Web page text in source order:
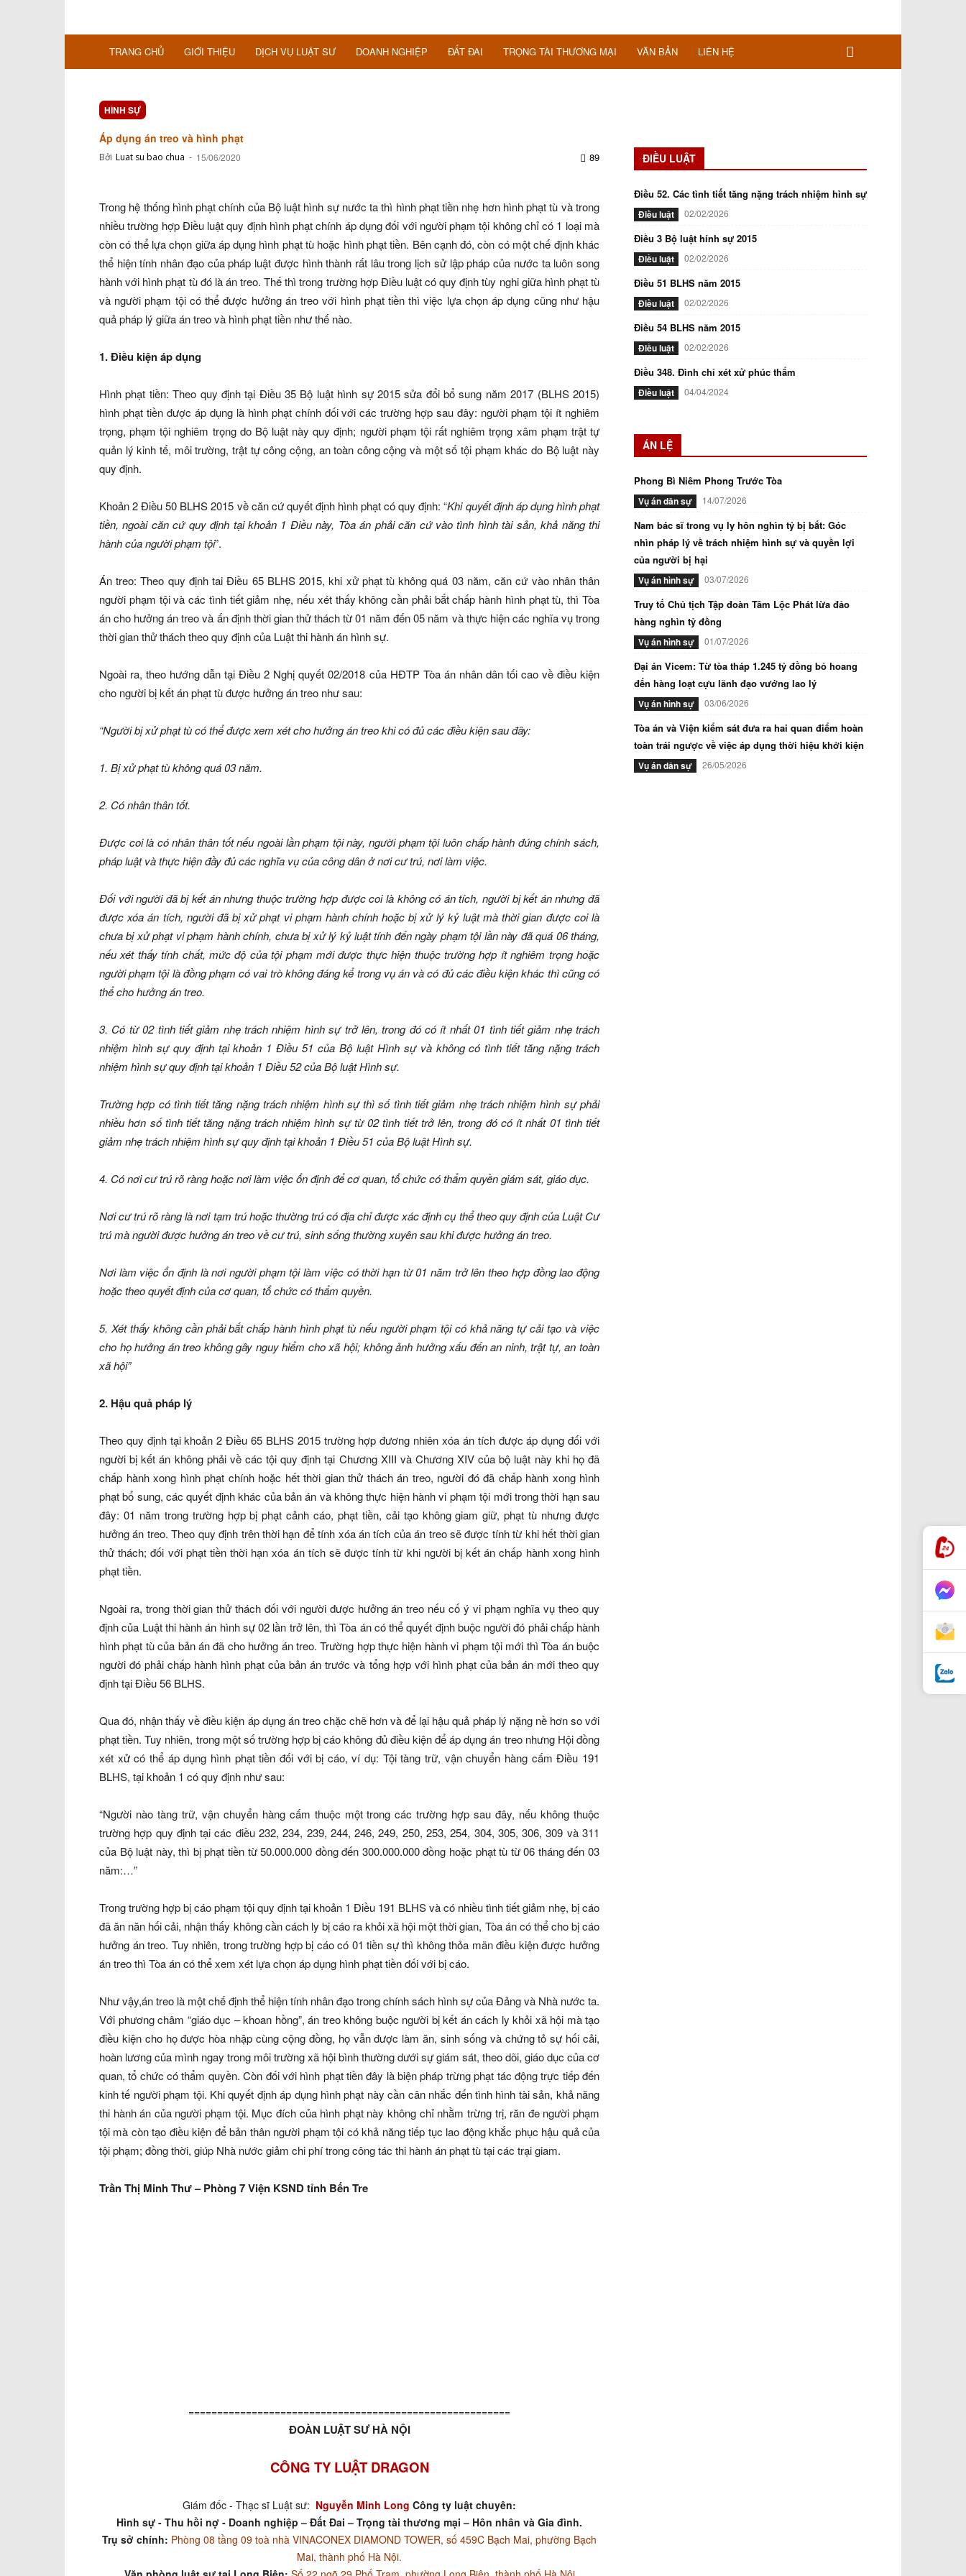
TRANG CHỦ GIỚI THIỆU DỊCH VỤ LUẬT SƯ DOANH NGHIỆP ĐẤT ĐAI TRỌNG TÀI THƯƠNG MẠI VĂN BẢN LIÊN HỆ
HÌNH SỰ
Áp dụng án treo và hình phạt
Bởi Luat su bao chua - 15/06/2020 89
Trong hệ thống hình phạt chính của Bộ luật hình sự nước ta thì hình phạt tiền nhẹ hơn hình phạt tù và trong
nhiều trường hợp Điều luật quy định hình phạt chính áp dụng đối với người phạm tội không chỉ có 1 loại mà
còn có thể lựa chọn giữa áp dụng hình phạt tù hoặc hình phạt tiền. Bên cạnh đó, còn có một chế định khác
thể hiện tính nhân đạo của pháp luật được hình thành rất lâu trong lịch sử lập pháp của nước ta luôn song
hành với hình phạt tù đó là án treo. Thế thì trong trường hợp Điều luật có quy định tùy nghi giữa hình phạt tù
và người phạm tội có thể được hưởng án treo với hình phạt tiền thì việc lựa chọn áp dụng cũng như hậu
quả pháp lý giữa án treo và hình phạt tiền như thế nào.
1. Điều kiện áp dụng
Hình phạt tiền: Theo quy định tại Điều 35 Bộ luật hình sự 2015 sửa đổi bổ sung năm 2017 (BLHS 2015)
hình phạt tiền được áp dụng là hình phạt chính đối với các trường hợp sau đây: người phạm tội ít nghiêm
trọng, phạm tội nghiêm trọng do Bộ luật này quy định; người phạm tội rất nghiêm trọng xâm phạm trật tự
quản lý kinh tế, môi trường, trật tự công cộng, an toàn công cộng và một số tội phạm khác do Bộ luật này
quy định.
Khoản 2 Điều 50 BLHS 2015 về căn cứ quyết định hình phạt có quy định: “Khi quyết định áp dụng hình phạt
tiền, ngoài căn cứ quy định tại khoản 1 Điều này, Tòa án phải căn cứ vào tình hình tài sản, khả năng thi
hành của người phạm tội”.
Án treo: Theo quy định tai Điều 65 BLHS 2015, khi xử phạt tù không quá 03 năm, căn cứ vào nhân thân
người phạm tội và các tình tiết giảm nhẹ, nếu xét thấy không cần phải bắt chấp hành hình phạt tù, thì Tòa
án cho hưởng án treo và ấn định thời gian thử thách từ 01 năm đến 05 năm và thực hiện các nghĩa vụ trong
thời gian thử thách theo quy định của Luật thi hành án hình sự.
Ngoài ra, theo hướng dẫn tại Điều 2 Nghị quyết 02/2018 của HĐTP Tòa án nhân dân tối cao về điều kiện
cho người bị kết án phạt tù được hưởng án treo như sau:
“Người bị xử phạt tù có thể được xem xét cho hưởng án treo khi có đủ các điều kiện sau đây:
1. Bị xử phạt tù không quá 03 năm.
2. Có nhân thân tốt.
Được coi là có nhân thân tốt nếu ngoài lần phạm tội này, người phạm tội luôn chấp hành đúng chính sách,
pháp luật và thực hiện đầy đủ các nghĩa vụ của công dân ở nơi cư trú, nơi làm việc.
Đối với người đã bị kết án nhưng thuộc trường hợp được coi là không có án tích, người bị kết án nhưng đã
được xóa án tích, người đã bị xử phạt vi phạm hành chính hoặc bị xử lý kỷ luật mà thời gian được coi là
chưa bị xử phạt vi phạm hành chính, chưa bị xử lý kỷ luật tính đến ngày phạm tội lần này đã quá 06 tháng,
nếu xét thấy tính chất, mức độ của tội phạm mới được thực hiện thuộc trường hợp ít nghiêm trọng hoặc
người phạm tội là đồng phạm có vai trò không đáng kể trong vụ án và có đủ các điều kiện khác thì cũng có
thể cho hưởng án treo.
3. Có từ 02 tình tiết giảm nhẹ trách nhiệm hình sự trở lên, trong đó có ít nhất 01 tình tiết giảm nhẹ trách
nhiệm hình sự quy định tại khoản 1 Điều 51 của Bộ luật Hình sự và không có tình tiết tăng nặng trách
nhiệm hình sự quy định tại khoản 1 Điều 52 của Bộ luật Hình sự.
Trường hợp có tình tiết tăng nặng trách nhiệm hình sự thì số tình tiết giảm nhẹ trách nhiệm hình sự phải
nhiều hơn số tình tiết tăng nặng trách nhiệm hình sự từ 02 tình tiết trở lên, trong đó có ít nhất 01 tình tiết
giảm nhẹ trách nhiệm hình sự quy định tại khoản 1 Điều 51 của Bộ luật Hình sự.
4. Có nơi cư trú rõ ràng hoặc nơi làm việc ổn định để cơ quan, tổ chức có thẩm quyền giám sát, giáo dục.
Nơi cư trú rõ ràng là nơi tạm trú hoặc thường trú có địa chỉ được xác định cụ thể theo quy định của Luật Cư
trú mà người được hưởng án treo về cư trú, sinh sống thường xuyên sau khi được hưởng án treo.
Nơi làm việc ổn định là nơi người phạm tội làm việc có thời hạn từ 01 năm trở lên theo hợp đồng lao động
hoặc theo quyết định của cơ quan, tổ chức có thẩm quyền.
5. Xét thấy không cần phải bắt chấp hành hình phạt tù nếu người phạm tội có khả năng tự cải tạo và việc
cho họ hưởng án treo không gây nguy hiểm cho xã hội; không ảnh hưởng xấu đến an ninh, trật tự, an toàn
xã hội”
2. Hậu quả pháp lý
Theo quy định tại khoản 2 Điều 65 BLHS 2015 trường hợp đương nhiên xóa án tích được áp dụng đối với
người bị kết án không phải về các tội quy định tại Chương XIII và Chương XIV của bộ luật này khi họ đã
chấp hành xong hình phạt chính hoặc hết thời gian thử thách án treo, người đó đã chấp hành xong hình
phạt bổ sung, các quyết định khác của bản án và không thực hiện hành vi phạm tội mới trong thời hạn sau
đây: 01 năm trong trường hợp bị phạt cảnh cáo, phạt tiền, cải tạo không giam giữ, phạt tù nhưng được
hưởng án treo. Theo quy định trên thời hạn để tính xóa án tích của án treo sẽ được tính từ khi hết thời gian
thử thách; đối với phạt tiền thời hạn xóa án tích sẽ được tính từ khi người bị kết án chấp hành xong hình
phạt tiền.
Ngoài ra, trong thời gian thử thách đối với người được hưởng án treo nếu cố ý vi phạm nghĩa vụ theo quy
định của Luật thi hành án hình sự 02 lần trở lên, thì Tòa án có thể quyết định buộc người đó phải chấp hành
hình phạt tù của bản án đã cho hưởng án treo. Trường hợp thực hiện hành vi phạm tội mới thì Tòa án buộc
người đó phải chấp hành hình phạt của bản án trước và tổng hợp với hình phạt của bản án mới theo quy
định tại Điều 56 BLHS.
Qua đó, nhận thấy về điều kiện áp dụng án treo chặc chẽ hơn và để lại hậu quả pháp lý nặng nề hơn so với
phạt tiền. Tuy nhiên, trong một số trường hợp bị cáo không đủ điều kiện để áp dụng án treo nhưng Hội đồng
xét xử có thể áp dụng hình phạt tiền đối với bị cáo, ví dụ: Tội tàng trữ, vận chuyển hàng cấm Điều 191
BLHS, tại khoản 1 có quy định như sau:
“Người nào tàng trữ, vận chuyển hàng cấm thuộc một trong các trường hợp sau đây, nếu không thuộc
trường hợp quy định tại các điều 232, 234, 239, 244, 246, 249, 250, 253, 254, 304, 305, 306, 309 và 311
của Bộ luật này, thì bị phạt tiền từ 50.000.000 đồng đến 300.000.000 đồng hoặc phạt tù từ 06 tháng đến 03
năm:…”
Trong trường hợp bị cáo phạm tội quy định tại khoản 1 Điều 191 BLHS và có nhiều tình tiết giảm nhẹ, bị cáo
đã ăn năn hối cải, nhận thấy không cần cách ly bị cáo ra khỏi xã hội một thời gian, Tòa án có thể cho bị cáo
hưởng án treo. Tuy nhiên, trong trường hợp bị cáo có 01 tiền sự thì không thỏa mãn điều kiện được hưởng
án treo thì Tòa án có thể xem xét lựa chọn áp dụng hình phạt tiền đối với bị cáo.
Như vậy,án treo là một chế định thể hiện tính nhân đạo trong chính sách hình sự của Đảng và Nhà nước ta.
Với phương châm “giáo dục – khoan hồng”, án treo không buộc người bị kết án cách ly khỏi xã hội mà tạo
điều kiện cho họ được hòa nhập cùng cộng đồng, họ vẫn được làm ăn, sinh sống và chứng tỏ sự hối cải,
hoàn lương của mình ngay trong môi trường xã hội bình thường dưới sự giám sát, theo dõi, giáo dục của cơ
quan, tổ chức có thẩm quyền. Còn đối với hình phạt tiền đây là biện pháp trừng phạt tác động trực tiếp đến
kinh tế người phạm tội. Khi quyết định áp dụng hình phạt này cần cân nhắc đến tình hình tài sản, khả năng
thi hành án của người phạm tội. Mục đích của hình phạt này không chỉ nhằm trừng trị, răn đe người phạm
tội mà còn tạo điều kiện để bản thân người phạm tội có khả năng tiếp tục lao động khắc phục hậu quả của
tội phạm; đồng thời, giúp Nhà nước giảm chi phí trong công tác thi hành án phạt tù tại các trại giam.
Trần Thị Minh Thư – Phòng 7 Viện KSND tỉnh Bến Tre
========================================================
ĐOÀN LUẬT SƯ HÀ NỘI
CÔNG TY LUẬT DRAGON
Giám đốc - Thạc sĩ Luật sư: Nguyễn Minh Long Công ty luật chuyên:
Hình sự - Thu hồi nợ - Doanh nghiệp – Đất Đai – Trọng tài thương mại – Hôn nhân và Gia đình.
Trụ sở chính: Phòng 08 tầng 09 toà nhà VINACONEX DIAMOND TOWER, số 459C Bạch Mai, phường Bạch
Mai, thành phố Hà Nội.
ĐIỀU LUẬT
Điều 52. Các tình tiết tăng nặng trách nhiệm hình sự
Điều luật 02/02/2026
Điều 3 Bộ luật hính sự 2015
Điều luật 02/02/2026
Điều 51 BLHS năm 2015
Điều luật 02/02/2026
Điều 54 BLHS năm 2015
Điều luật 02/02/2026
Điều 348. Đình chỉ xét xử phúc thẩm
Điều luật 04/04/2024
ÁN LỆ
Phong Bì Niêm Phong Trước Tòa
Vụ án dân sự 14/07/2026
Nam bác sĩ trong vụ ly hôn nghìn tỷ bị bắt: Góc
nhìn pháp lý về trách nhiệm hình sự và quyền lợi
của người bị hại
Vụ án hình sự 03/07/2026
Truy tố Chủ tịch Tập đoàn Tâm Lộc Phát lừa đảo
hàng nghìn tỷ đồng
Vụ án hình sự 01/07/2026
Đại án Vicem: Từ tòa tháp 1.245 tỷ đồng bỏ hoang
đến hàng loạt cựu lãnh đạo vướng lao lý
Vụ án hình sự 03/06/2026
Tòa án và Viện kiểm sát đưa ra hai quan điểm hoàn
toàn trái ngược về việc áp dụng thời hiệu khởi kiện
Vụ án dân sự 26/05/2026